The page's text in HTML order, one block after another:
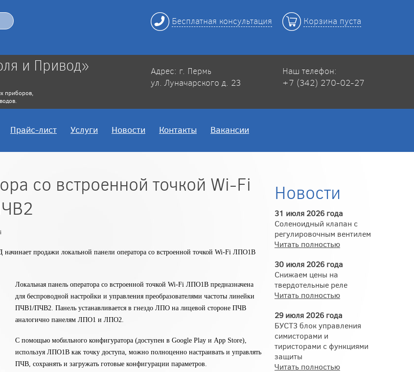
Бесплатная консультация Корзина пуста
и Привод»
приборов,
Адрес: г. Пермь
ул. Луначарского д. 23
Наш телефон:
+7 (342) 270-02-27
Прайс-лист Услуги Новости Контакты Вакансии
со встроенной точкой Wi-Fi
продажи локальной панели оператора со встроенной точкой Wi-Fi ЛПО1В
Локальная панель оператора со встроенной точкой Wi-Fi ЛПО1В предназначена
для беспроводной настройки и управления преобразователями частоты линейки
ПЧВ1/ПЧВ2. Панель устанавливается в гнездо ЛПО на лицевой стороне ПЧВ
аналогично панелям ЛПО1 и ЛПО2.
С помощью мобильного конфигуратора (доступен в Google Play и App Store),
используя ЛПО1В как точку доступа, можно полноценно настраивать и управлять
ПЧВ, сохранять и загружать готовые конфигурации параметров.
Новости
31 июля 2026 года
Соленоидный клапан с
регулировочным вентилем
Читать полностью
30 июля 2026 года
Снижаем цены на
твердотельные реле
Читать полностью
29 июля 2026 года
БУСТ3 блок управления
симисторами и
тиристорами с функциями
защиты
Читать полностью